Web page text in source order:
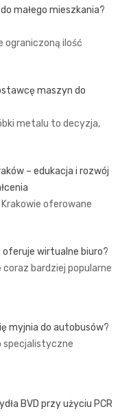
małego mieszkania?
ograniczoną ilość
maszyn do
metalu to decyzja,
– edukacja i rozwój
Krakowie oferowane
oferuje wirtualne biuro?
bardziej popularne
myjnia do autobusów?
specjalistyczne
BVD przy użyciu PCR